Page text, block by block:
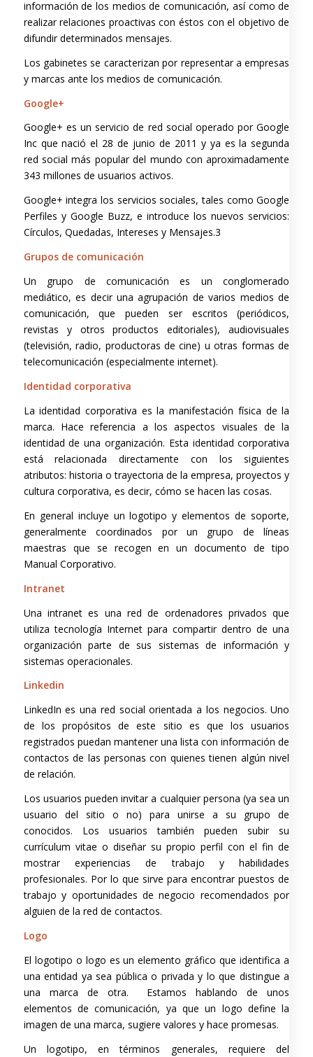
información de los medios de comunicación, así como de
realizar relaciones proactivas con éstos con el objetivo de
difundir determinados mensajes.
Los gabinetes se caracterizan por representar a empresas
y marcas ante los medios de comunicación.
Google+
Google+ es un servicio de red social operado por Google
Inc que nació el 28 de junio de 2011 y ya es la segunda
red social más popular del mundo con aproximadamente
343 millones de usuarios activos.
Google+ integra los servicios sociales, tales como Google
Perfiles y Google Buzz, e introduce los nuevos servicios:
Círculos, Quedadas, Intereses y Mensajes.3
Grupos de comunicación
Un grupo de comunicación es un conglomerado
mediático, es decir una agrupación de varios medios de
comunicación, que pueden ser escritos (periódicos,
revistas y otros productos editoriales), audiovisuales
(televisión, radio, productoras de cine) u otras formas de
telecomunicación (especialmente internet).
Identidad corporativa
La identidad corporativa es la manifestación física de la
marca. Hace referencia a los aspectos visuales de la
identidad de una organización. Esta identidad corporativa
está relacionada directamente con los siguientes
atributos: historia o trayectoria de la empresa, proyectos y
cultura corporativa, es decir, cómo se hacen las cosas.
En general incluye un logotipo y elementos de soporte,
generalmente coordinados por un grupo de líneas
maestras que se recogen en un documento de tipo
Manual Corporativo.
Intranet
Una intranet es una red de ordenadores privados que
utiliza tecnología Internet para compartir dentro de una
organización parte de sus sistemas de información y
sistemas operacionales.
Linkedin
LinkedIn es una red social orientada a los negocios. Uno
de los propósitos de este sitio es que los usuarios
registrados puedan mantener una lista con información de
contactos de las personas con quienes tienen algún nivel
de relación.
Los usuarios pueden invitar a cualquier persona (ya sea un
usuario del sitio o no) para unirse a su grupo de
conocidos. Los usuarios también pueden subir su
currículum vitae o diseñar su propio perfil con el fin de
mostrar experiencias de trabajo y habilidades
profesionales. Por lo que sirve para encontrar puestos de
trabajo y oportunidades de negocio recomendados por
alguien de la red de contactos.
Logo
El logotipo o logo es un elemento gráfico que identifica a
una entidad ya sea pública o privada y lo que distingue a
una marca de otra. Estamos hablando de unos
elementos de comunicación, ya que un logo define la
imagen de una marca, sugiere valores y hace promesas.
Un logotipo, en términos generales, requiere del